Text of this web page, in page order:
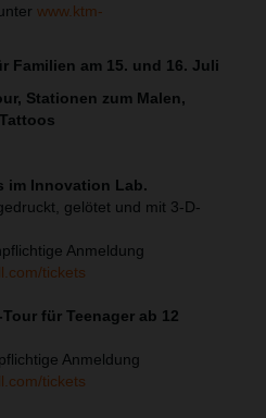
www.ktm-
Familien am 15. und 16. Juli
Stationen zum Malen,
im Innovation Lab.
gelötet und mit 3-D-
Anmeldung
tickets
für Teenager ab 12
Anmeldung
tickets